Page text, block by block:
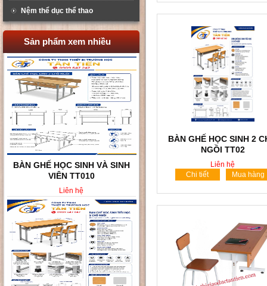
Nệm thể dục thể thao
Sản phẩm xem nhiều
BÀN GHẾ HỌC SINH 2 CHỖ
NGỒI TT02
Liên hệ
BÀN GHẾ HỌC SINH 2
NGỒI TT02
Liên hệ
Chi tiết
Mua hàng